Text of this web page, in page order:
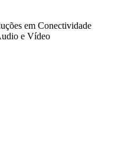
em Conectividade
e Vídeo